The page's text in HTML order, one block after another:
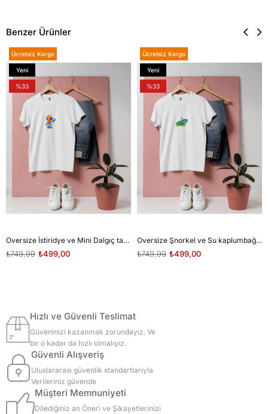
Benzer Ürünler
Oversize İstiridye ve Mini Dalgıç tasarım unisex T-shirt
₺499,00
₺749,99
Ücretsiz Kargo
Yeni
Ürün
%33
Oversize Şnorkel ve Su kaplumbağası tasarım unisex T-shirt
₺499,00
₺749,99
Ücretsiz Kargo
Yeni
Ürün
%33
Hızlı ve Güvenli Teslimat
Güveninizi kazanmak zorundayız. Ve
bir o kadar da hızlı olmalıyız.
Güvenli Alışveriş
Uluslararası güvenlik standartlarıyla
Verileriniz güvende
Müşteri Memnuniyeti
Dilediğiniz an Öneri ve Şikayetlerinizi